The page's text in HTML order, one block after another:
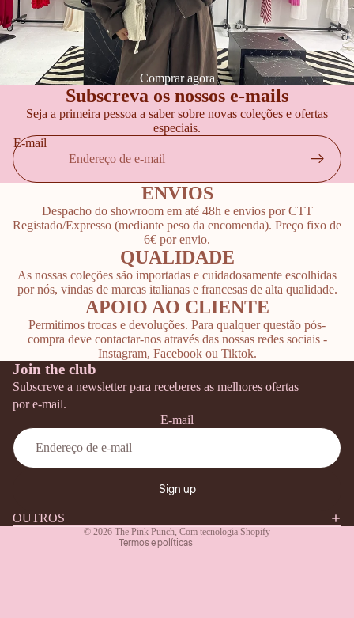
Comprar agora
Subscreva os nossos e-mails
Seja a primeira pessoa a saber sobre novas coleções e ofertas
especiais.
E-mail
ENVIOS
Despacho do showroom em até 48h e envios por CTT
Registado/Expresso (mediante peso da encomenda). Preço fixo de
6€ por envio.
QUALIDADE
As nossas coleções são importadas e cuidadosamente escolhidas
por nós, vindas de marcas italianas e francesas de alta qualidade.
APOIO AO CLIENTE
Permitimos trocas e devoluções. Para qualquer questão pós-
compra deve contactar-nos através das nossas redes sociais -
Instagram, Facebook ou Tiktok.
Join the club
Subscreve a newsletter para receberes as melhores ofertas
por e-mail.
E-mail
Sign up
OUTROS
© 2026 The Pink Punch, Com tecnologia Shopify
Termos e políticas
Política de reembolso